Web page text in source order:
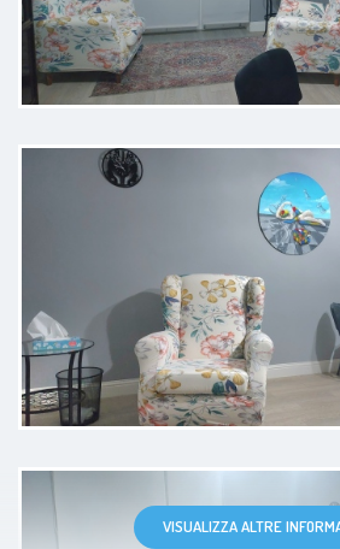
Paziente
Persona molto attenta
dettagli e molto
risposte benn
che sa fare il suo
perfezione
Paziente
VISUALIZZA ALTRE